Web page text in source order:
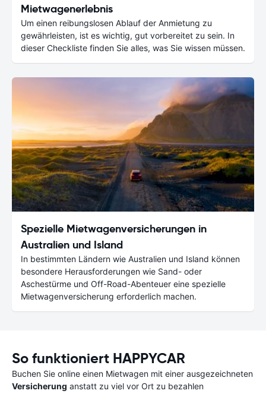
Mietwagenerlebnis
Um einen reibungslosen Ablauf der Anmietung zu
gewährleisten, ist es wichtig, gut vorbereitet zu sein. In
dieser Checkliste finden Sie alles, was Sie wissen müssen.
Spezielle Mietwagenversicherungen in
Australien und Island
In bestimmten Ländern wie Australien und Island können
besondere Herausforderungen wie Sand- oder
Aschestürme und Off-Road-Abenteuer eine spezielle
Mietwagenversicherung erforderlich machen.
So funktioniert HAPPYCAR
Buchen Sie online einen Mietwagen mit einer ausgezeichneten
Versicherung anstatt zu viel vor Ort zu bezahlen